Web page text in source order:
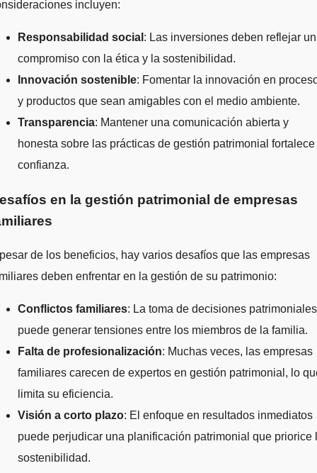
incluyen:
Responsabilidad social : Las inversiones deben reflejar un
compromiso con la ética y la sostenibilidad.
Innovación sostenible: Fomentar la innovación en
y productos que sean amigables con el medio ambiente.
Transparencia: Mantener una comunicación abierta y
honesta sobre las prácticas de gestión patrimonial
confianza.
en la gestión patrimonial de empresas
de los beneficios, hay varios desafíos que las empresas
deben enfrentar en la gestión de su patrimonio:
Conflictos familiares: La toma de decisiones patrimoniales
puede generar tensiones entre los miembros de la familia.
Falta de profesionalización: Muchas veces, las empresas
familiares carecen de expertos en gestión patrimonial, lo
limita su eficiencia.
Visión a corto plazo: El enfoque en resultados inmediatos
puede perjudicar una planificación patrimonial que priorice
sostenibilidad.